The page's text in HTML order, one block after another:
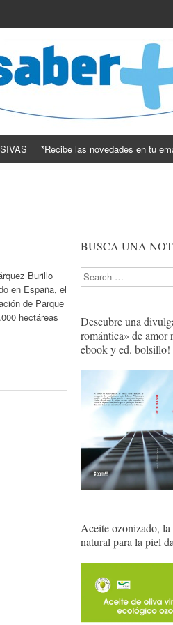
*Recibe las novedades en tu
Burillo
en España, el
de Parque
hectáreas
BUSCA UNA
Search
Descubre una
romántica» de amor
ebook y ed. bolsillo!
Aceite ozonizado, la
natural para la piel